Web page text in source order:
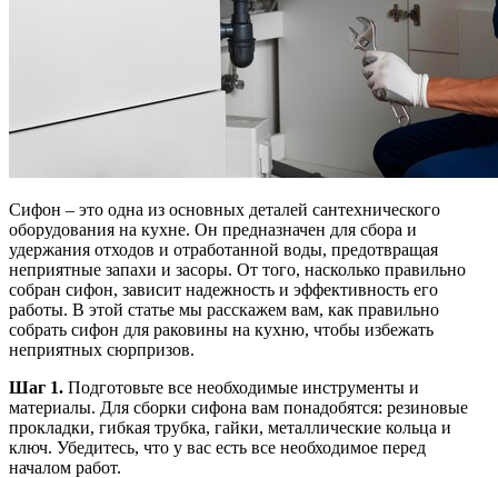
Сифон – это одна из основных деталей сантехнического
оборудования на кухне. Он предназначен для сбора и
удержания отходов и отработанной воды, предотвращая
неприятные запахи и засоры. От того, насколько правильно
собран сифон, зависит надежность и эффективность его
работы. В этой статье мы расскажем вам, как правильно
собрать сифон для раковины на кухню, чтобы избежать
неприятных сюрпризов.
Шаг 1. Подготовьте все необходимые инструменты и
материалы. Для сборки сифона вам понадобятся: резиновые
прокладки, гибкая трубка, гайки, металлические кольца и
ключ. Убедитесь, что у вас есть все необходимое перед
началом работ.